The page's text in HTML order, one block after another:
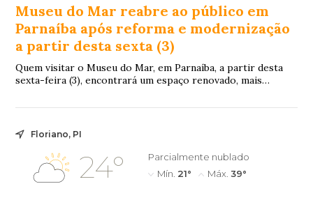
Museu do Mar reabre ao público em
Parnaíba após reforma e modernização
a partir desta sexta (3)
Quem visitar o Museu do Mar, em Parnaíba, a partir desta
sexta-feira (3), encontrará um espaço renovado, mais
Floriano, PI
24°
Parcialmente nublado
Mín. 21° Máx. 39°